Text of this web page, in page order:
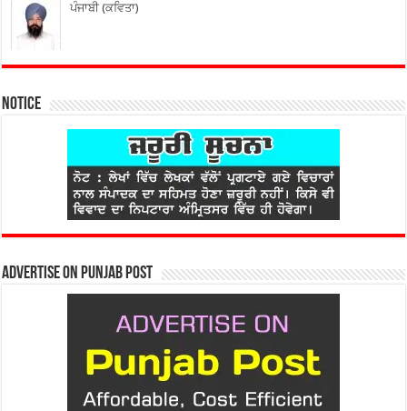
ਪੰਜਾਬੀ (ਕਵਿਤਾ)
Notice
Advertise on Punjab Post